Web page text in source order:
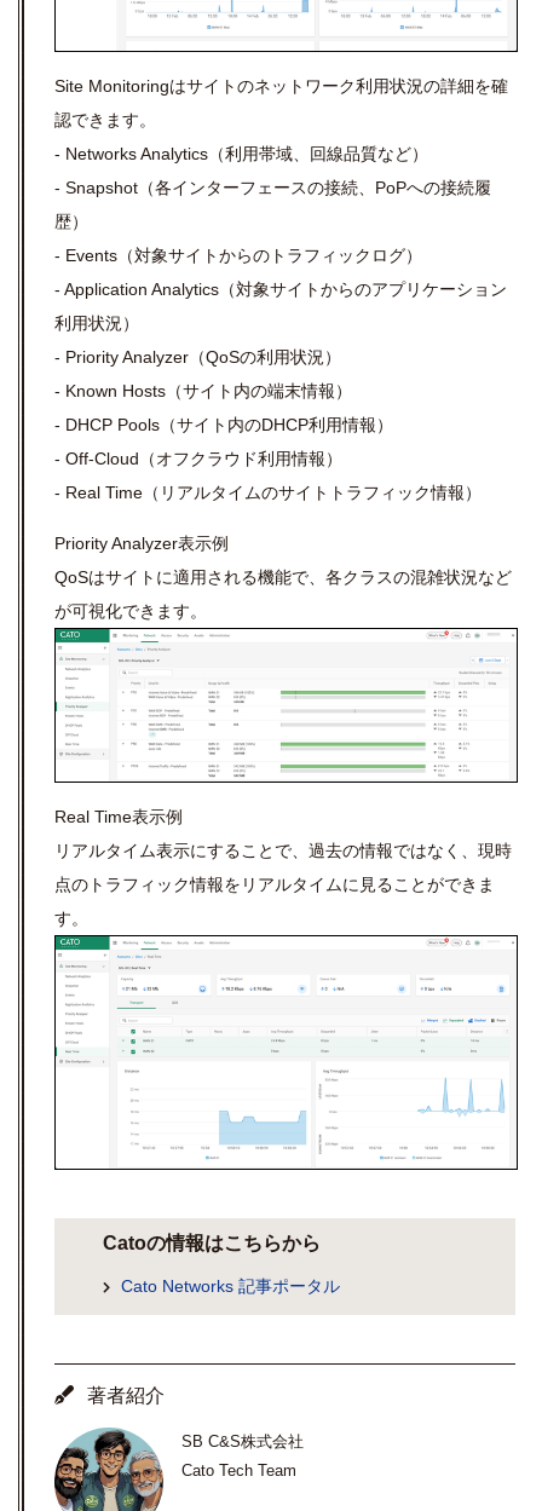
Site Monitoringはサイトのネットワーク利用状況の詳細を確
認できます。
- Networks Analytics（利用帯域、回線品質など）
- Snapshot（各インターフェースの接続、PoPへの接続履
歴）
- Events（対象サイトからのトラフィックログ）
- Application Analytics（対象サイトからのアプリケーション
利用状況）
- Priority Analyzer（QoSの利用状況）
- Known Hosts（サイト内の端末情報）
- DHCP Pools（サイト内のDHCP利用情報）
- Off-Cloud（オフクラウド利用情報）
- Real Time（リアルタイムのサイトトラフィック情報）
Priority Analyzer表示例
QoSはサイトに適用される機能で、各クラスの混雑状況など
が可視化できます。
Real Time表示例
リアルタイム表示にすることで、過去の情報ではなく、現時
点のトラフィック情報をリアルタイムに見ることができま
す。
Catoの情報はこちらから
Cato Networks 記事ポータル
著者紹介
SB C&S株式会社
Cato Tech Team